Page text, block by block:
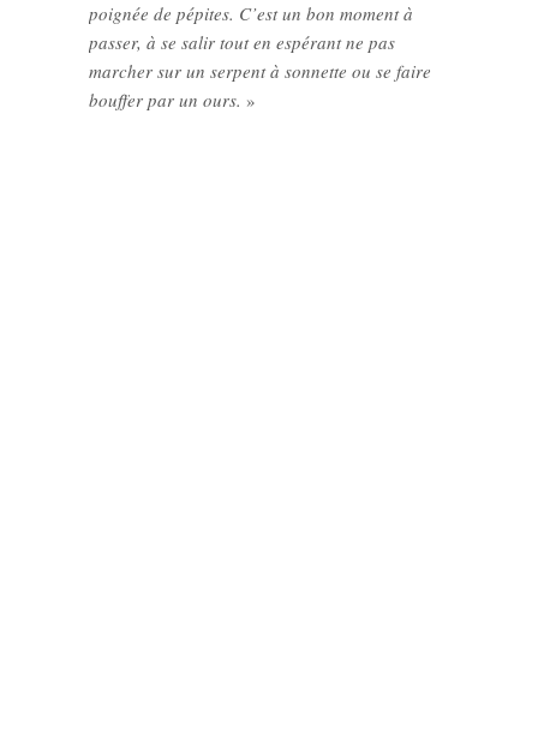
poignée de pépites. C’est un bon moment à
passer, à se salir tout en espérant ne pas
marcher sur un serpent à sonnette ou se faire
bouffer par un ours. »